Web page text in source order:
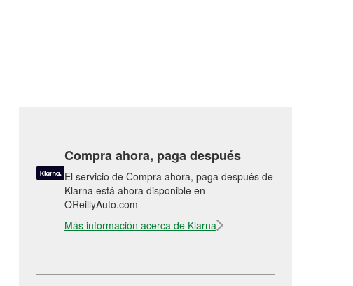
Compra ahora, paga después
El servicio de Compra ahora, paga después de
Klarna está ahora disponible en
OReillyAuto.com
Más información acerca de Klarna